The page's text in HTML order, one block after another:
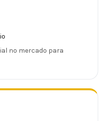
no mercado para